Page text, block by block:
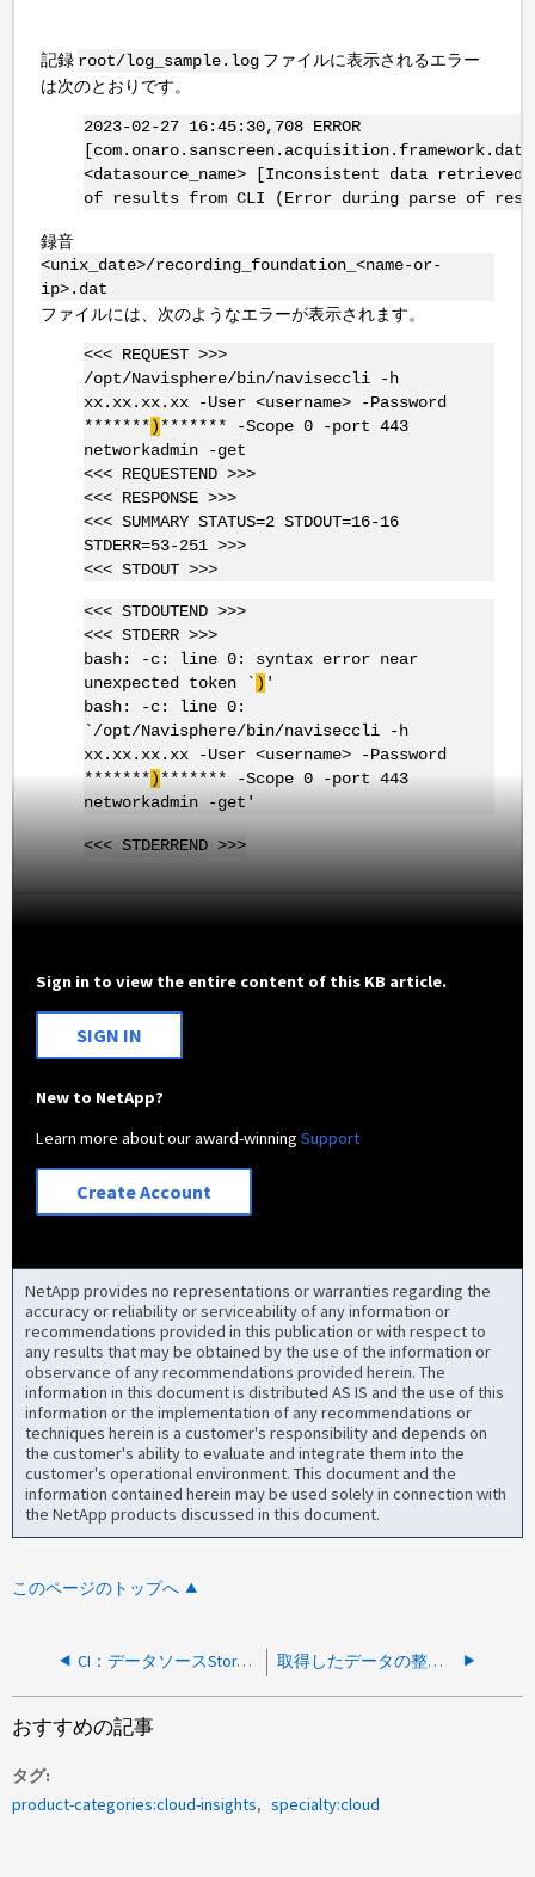
記録 root/log_sample.logファイルに表示されるエラー
は次のとおりです。
2023-02-27 16:45:30,708 ERROR
<datasource_name> [Inconsistent data
of results from CLI (Error during parse of
録音
<unix_date>/recording_foundation_<name-or-
ip>.dat
ファイルには、次のようなエラーが表示されます。
<<< REQUEST >>>
/opt/Navisphere/bin/naviseccli -h
xx.xx.xx.xx -User <username> -Password
*******)******* -Scope 0 -port 443
networkadmin -get
<<< REQUESTEND >>>
<<< RESPONSE >>>
<<< SUMMARY STATUS=2 STDOUT=16-16
STDERR=53-251 >>>
<<< STDOUT >>>
<<< STDOUTEND >>>
<<< STDERR >>>
bash: -c: line 0: syntax error near
unexpected token ` ) '
bash: -c: line 0:
`/opt/Navisphere/bin/naviseccli -h
xx.xx.xx.xx -User <username> -Password
*******)******* -Scope 0 -port 443
networkadmin -get'
<<< STDERREND >>>
Sign in to view the entire content of this KB article.
SIGN IN
New to NetApp?
Learn more about our award-winningSupport
Create Account
NetApp provides no representations or warranties regarding the
accuracy or reliability or serviceability of any information or
recommendations provided in this publication or with respect to
any results that may be obtained by the use of the information or
observance of any recommendations provided herein. The
information in this document is distributed AS IS and the use of this
information or the implementation of any recommendations or
techniques herein is a customer's responsibility and depends on
the customer's ability to evaluate and integrate them into the
customer's operational environment. This document and the
information contained herein may be used solely in connection with
the NetApp products discussed in this document.
このページのトップへ
CI：データソースStorageGRID SSO認証が失敗しました 取得したデータの整合性がないためにCI Hyper-Vデータコレクタのポーリングが失敗する
おすすめの記事
タグ
product-categories:cloud-insights
specialty:cloud